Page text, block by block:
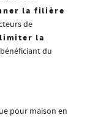
la filière
de
limiter la
du
pour maison en